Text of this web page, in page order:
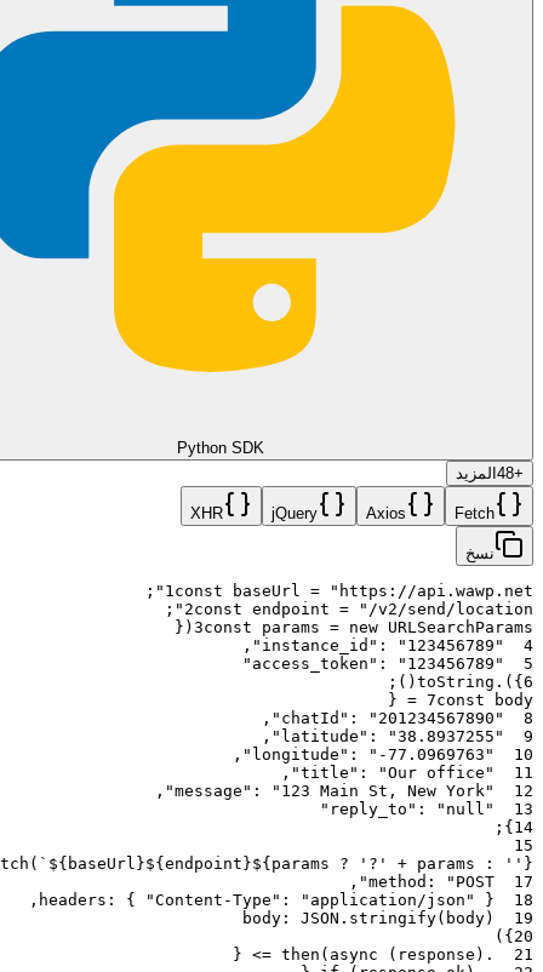
🧩 حالات استخدام متقدمة
دعم توصيل الميل الأخير
في تطبيق التوصيل، بمجرد أن ينقر السائق على "وصلت"، يمكن
لنظامك إرسال دبوس الموقع الدقيق تلقائيًا إلى العميل. يتيح ذلك
للعميل فتح الدبوس في تطبيق التنقّل المفضل لديه للتحقق من
موقع السائق، مما يقلل بشكل كبير من مكالمات الدعم.
إذا اكتشف نظامك أن مستخدمًا بالقرب من فرع تجزئة معين، يمكنك
إرسال رسالة "ترحيب" مؤتمتة تتضمن دبوس الموقع لهذا الفرع
reply_to، يمكنك ربط هذا الموقع برسالة
🛠️ المزالق الشائعة والحلول
تبديل الإحداثيات
الطول خطأً فنيًا شائعًا يؤدي إلى سقوط الدبابيس في وسط
المحيط. تحقق دائمًا من أزواج إحداثياتك.
التسميات الفارغة : يؤدي إرسال موقع بعنوان
غالبًا إلى فقاعة "موقع" عامة. للحفاظ على سلطة علامتك
التجارية، قدم دائمًا عنوانًا وصفيًا.
سلاسل الإحداثيات
(Strings) عبر API لمنع فقدان دقة الفاصلة العائمة الذي
العشرية.
ملخص الإمكانيات:
إرسال دبابيس خريطة ثابتة تفاعلية وقابلة للنقر مع عناوين
وأسماء مخصصة.
الطول).
Python SDK
+
48المزيد
Fetch
Axios
jQuery
XHR
نسخ
1 const baseUrl = "https://api.wawp.net"
;
2const endpoint = "/v2/send/location"
;
3const params = new URLSearchParams
(
{
4
"instance_id"
: "123456789"
,
5
"access_token"
:
"123456789"
6
}
)
.
toString
(
)
;
7const body
=
{
8
"chatId"
: "201234567890"
,
9
"latitude"
: "38.8937255"
,
10
"longitude"
: "-77.0969763"
,
11
"title"
: "Our office"
,
12
"message"
: "123 Main St, New York"
,
13
"reply_to"
:
"null"
14
}
;
15
( `${baseUrl}${endpoint}${params ? '?' + params : ''}`
17
method : "POST"
,
18
headers : { "Content-Type" : "application/json" }
,
19
body : JSON . stringify( body)
20
}
)
21
.
then ( async ( response )
=>
{